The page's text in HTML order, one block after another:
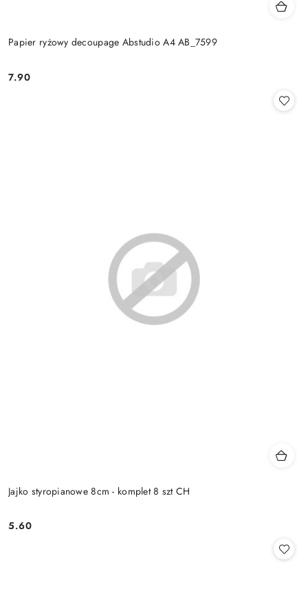
Papier ryżowy decoupage Abstudio A4 AB_7599
Cena:
7.90
Jajko styropianowe 8cm - komplet 8 szt CH
Cena:
5.60